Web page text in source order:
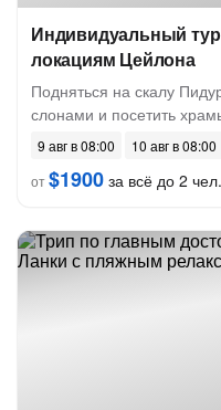
Индивидуальный
локациям Цейлона
Подняться на скалу
слонами и посетить
9 авг в 08:00
10 авг в 08:00
от$1900 за всё до 2 чел.